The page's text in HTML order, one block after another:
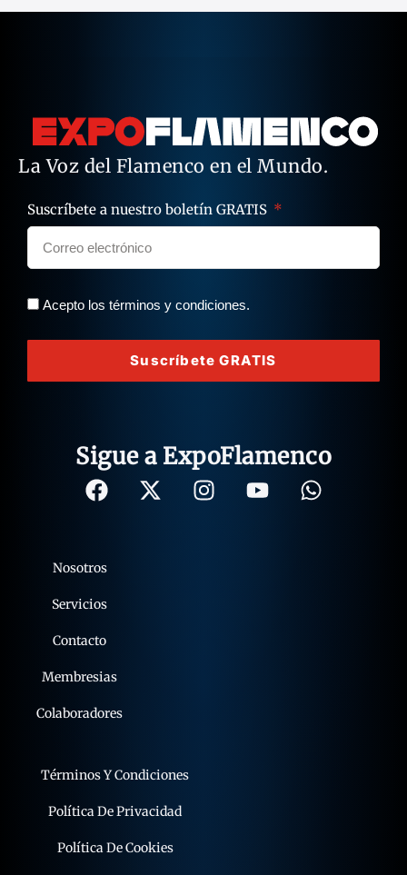
La Voz del Flamenco en el Mundo.
Suscríbete a nuestro boletín GRATIS
Acepto los términos y condiciones.
Suscríbete GRATIS
Sigue a ExpoFlamenco
Términos Y Condiciones
Política De Privacidad
Política De Cookies
Nosotros
Servicios
Contacto
Membresias
Colaboradores